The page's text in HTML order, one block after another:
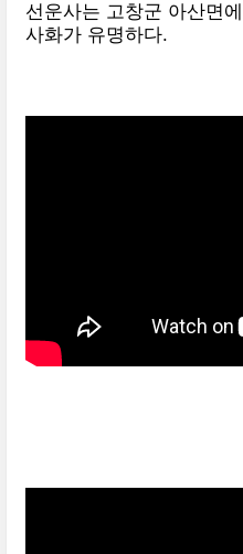
선운사는 고창군 아산면
사화가 유명하다.